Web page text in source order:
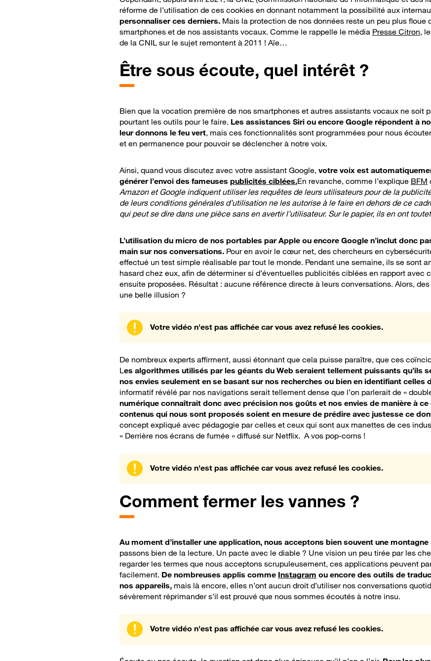
réforme de l’utilisation de ces cookies en donnant notamment la possibilité aux
personnaliser ces derniers. Mais la protection de nos données reste un peu plus floue
smartphones et de nos assistants vocaux. Comme le rappelle le média Presse Citron,
de la CNIL sur le sujet remontent à 2011 ! Aïe…
Être sous écoute, quel intérêt ?
Bien que la vocation première de nos smartphones et autres assistants vocaux ne soit
pourtant les outils pour le faire. Les assistances Siri ou encore Google répondent à
leur donnons le feu vert, mais ces fonctionnalités sont programmées pour nous
et en permanence pour pouvoir se déclencher à notre voix.
Ainsi, quand vous discutez avec votre assistant Google, votre voix est
générer l’envoi des fameuses publicités ciblées.En revanche, comme l’explique BFM
Amazon et Google indiquent utiliser les requêtes de leurs utilisateurs pour de la
de leurs conditions générales d’utilisation ne les autorise à le faire en dehors de ce
qui peut se dire dans une pièce sans en avertir l’utilisateur. Sur le papier, ils en ont
L’utilisation du micro de nos portables par Apple ou encore Google n’inclut donc
main sur nos conversations. Pour en avoir le cœur net, des chercheurs en
effectué un test simple réalisable par tout le monde. Pendant une semaine, ils se sont
hasard chez eux, afin de déterminer si d’éventuelles publicités ciblées en rapport avec
ensuite proposées. Résultat : aucune référence directe à leurs conversations. Alors,
une belle illusion ?
Votre vidéo n'est pas affichée car vous avez refusé les cookies.
De nombreux experts affirment, aussi étonnant que cela puisse paraître, que ces
Les algorithmes utilisés par les géants du Web seraient tellement puissants qu’ils
nos envies seulement en se basant sur nos recherches ou bien en identifiant celles
informatif révélé par nos navigations serait tellement dense que l’on parlerait de «
numérique connaîtrait donc avec précision nos goûts et nos envies de manière à
contenus qui nous sont proposés soient en mesure de prédire avec justesse ce
concept expliqué avec pédagogie par celles et ceux qui sont aux manettes de ces
« Derrière nos écrans de fumée » diffusé sur Netflix. A vos pop-corns !
Votre vidéo n'est pas affichée car vous avez refusé les cookies.
Comment fermer les vannes ?
Au moment d’installer une application, nous acceptons bien souvent une
passons bien de la lecture. Un pacte avec le diable ? Une vision un peu tirée par les
regarder les termes que nous acceptons scrupuleusement, ces applications peuvent
facilement. De nombreuses applis comme Instagram ou encore des outils de
nos appareils, mais là encore, elles n’ont aucun droit d’utiliser nos conversations
sévèrement réprimander s’il est prouvé que nous sommes écoutés à notre insu.
Votre vidéo n'est pas affichée car vous avez refusé les cookies.